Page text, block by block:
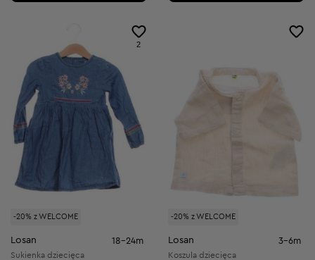
-20% z WELCOME
2
Losan 18-24m
Sukienka dziecięca
-20% z WELCOME
Losan 3-6m
Koszula dziecięca